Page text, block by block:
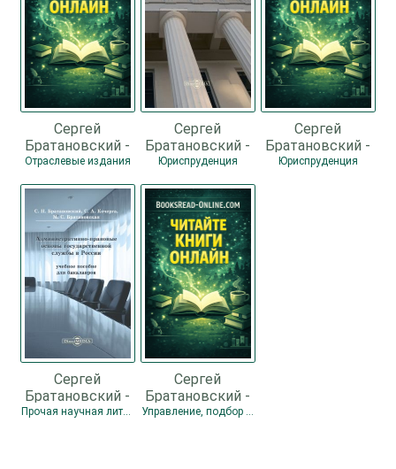
Сергей
Братановский -
Управление
комплексом в
россии
Отраслевые издания
Сергей
Братановский -
Административно-
аспекты
образовательной
Юриспруденция
Сергей
Братановский -
Административно-
Юриспруденция
Сергей
Братановский -
Административно-
Прочая научная литература
Сергей
Братановский -
Проблемы
Управление, подбор персонала